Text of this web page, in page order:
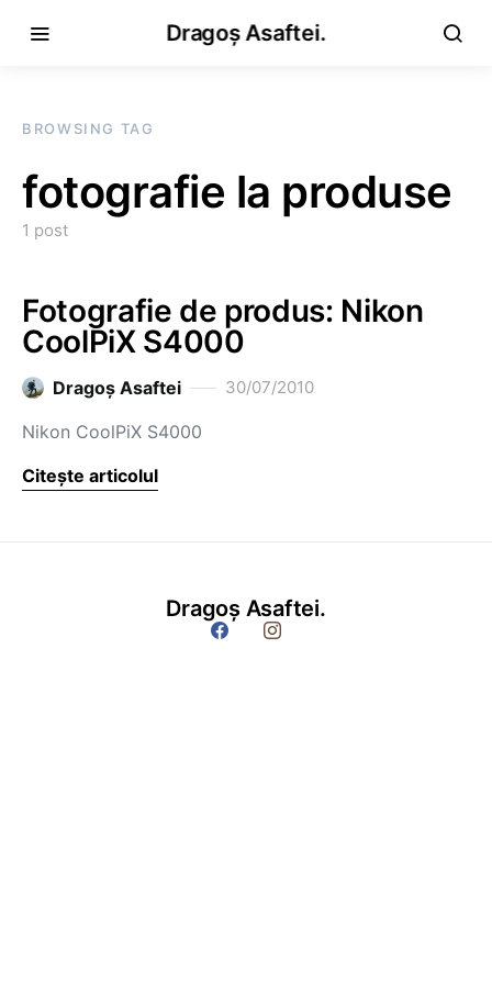
Dragoș Asaftei.
BROWSING TAG
fotografie la produse
1 post
Fotografie de produs: Nikon
CoolPiX S4000
Dragoş Asaftei 30/07/2010
Nikon CoolPiX S4000
Citește articolul
Dragoș Asaftei.